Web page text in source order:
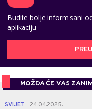
Budite bolje informisani
aplikaciju
MOŽDA ĆE VAS
SVIJET 24.04.2025.